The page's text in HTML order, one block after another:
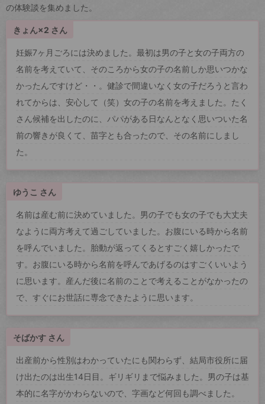
の体験談を集めました。
きょん×2 さん
妊娠7ヶ月ごろには決めました。最初は男の子と女の子両方の
名前を考えていて、そのころから女の子の名前しか思いつかな
かったんですけど・・。健診で間違いなく女の子だろうと言わ
れてからは、安心して（笑）女の子の名前を考えました。たく
さん候補を出したのに、パパがある日なんとなく思いついた名
前の響きが良くて、苗字とも合ったので、その名前にしまし
た。
ゆうこ さん
名前は産む前に決めていました。男の子でも女の子でも大丈夫
なように両方考えて過ごしていました。お腹にいる時から名前
を呼んでいました。胎動が返ってくるとすごく嬉しかったで
す。お腹にいる時から名前を呼んであげるのはすごくいいよう
に思います。産んだ後に名前のことで考えることがなかったの
で、すぐにお世話に専念できたように思います。
そばかす さん
出産前から性別はわかっていたにも関わらず、結局市役所に届
け出たのは出生14日目。ギリギリまで悩みました。男の子は基
本的に名字がかわらないので、字画など何回も調べました。